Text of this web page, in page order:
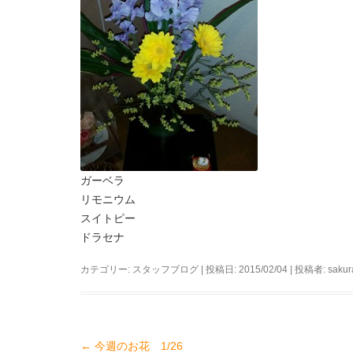
ガーベラ
リモニウム
スイトピー
ドラセナ
カテゴリー: スタッフブログ | 投稿日: 2015/02/04 | 投稿者:
← 今週のお花 1/26